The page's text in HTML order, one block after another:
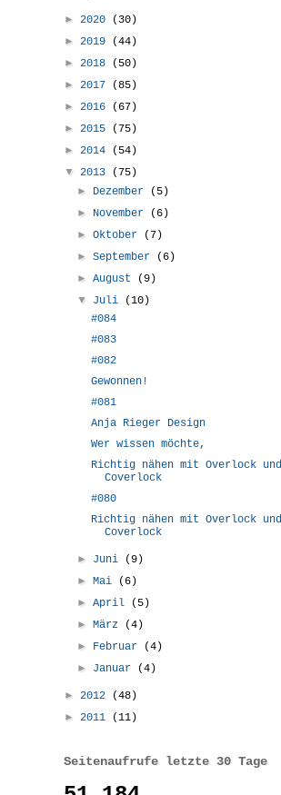
► 2020
(30)
► 2019
(44)
► 2018
(50)
► 2017
(85)
► 2016
(67)
► 2015
(75)
► 2014
(54)
▼ 2013
(75)
► Dezember
(5)
► November
(6)
►Oktober
(7)
►September
(6)
►August
(9)
▼ Juli
(10)
#084
#083
#082
Gewonnen!
#081
Anja Rieger Design
Wer wissen möchte,
Richtig nähen mit Overlock und
Coverlock
#080
Richtig nähen mit Overlock und
Coverlock
► Juni
(9)
►Mai
(6)
►April
(5)
►März
(4)
► Februar
(4)
► Januar (4)
► 2012
(48)
► 2011 (11)
Seitenaufrufe letzte 30 Tage